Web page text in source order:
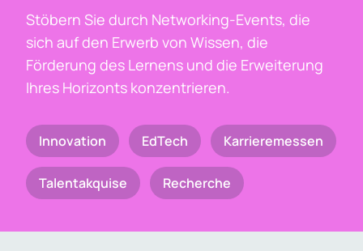
Stöbern Sie durch Networking-Events, die
sich auf den Erwerb von Wissen, die
Förderung des Lernens und die Erweiterung
Ihres Horizonts konzentrieren.
Innovation EdTech Karrieremessen
Talentakquise Recherche